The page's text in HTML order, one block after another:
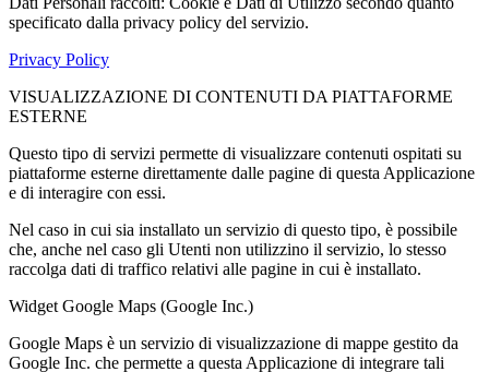
specificato dalla privacy policy del servizio.
Privacy Policy
VISUALIZZAZIONE DI CONTENUTI DA PIATTAFORME
ESTERNE
Questo tipo di servizi permette di visualizzare contenuti ospitati su
piattaforme esterne direttamente dalle pagine di questa Applicazione
e di interagire con essi.
Nel caso in cui sia installato un servizio di questo tipo, è possibile
che, anche nel caso gli Utenti non utilizzino il servizio, lo stesso
raccolga dati di traffico relativi alle pagine in cui è installato.
Widget Google Maps (Google Inc.)
Google Maps è un servizio di visualizzazione di mappe gestito da
Google Inc. che permette a questa Applicazione di integrare tali